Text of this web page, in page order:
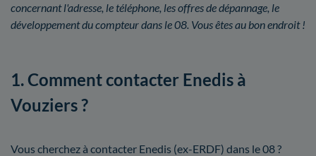
concernant l'adresse, le téléphone, les offres de dépannage, le
développement du compteur dans le 08. Vous êtes au bon endroit !
1. Comment contacter Enedis à
Vouziers ?
Vous cherchez à contacter Enedis (ex-ERDF) dans le 08 ?